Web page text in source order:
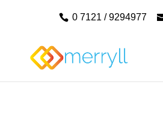
0 7121 / 9294977